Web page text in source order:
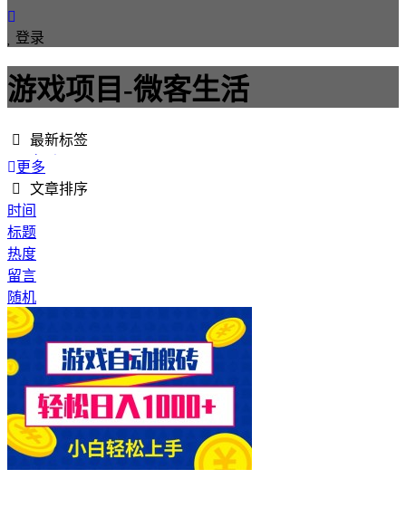
登录
游戏项目-微客生活
最新标签
QQ音乐
AI工作流
文案写作
轻量工具
图片处理
Excel工具
办公辅助
Excel
PDF
海洋素材
海底世界
4K视频素材
转场空镜
高清素材
自然风景
更多
文章排序
时间
标题
热度
留言
随机